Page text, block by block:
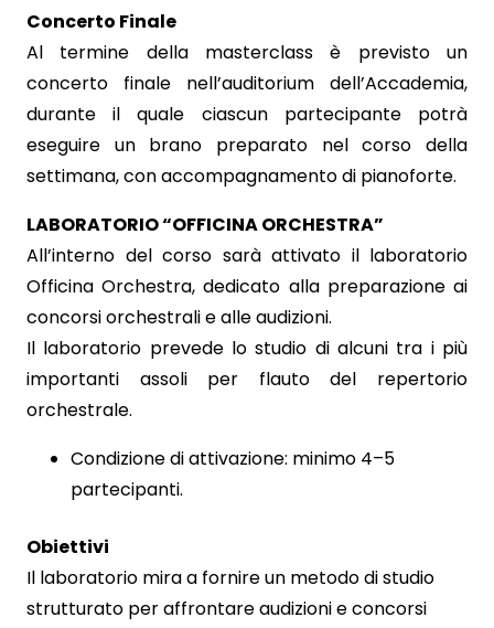
Concerto Finale
Al termine della masterclass è previsto un
concerto finale nell’auditorium dell’Accademia,
durante il quale ciascun partecipante potrà
eseguire un brano preparato nel corso della
settimana, con accompagnamento di pianoforte.
LABORATORIO “OFFICINA ORCHESTRA”
All’interno del corso sarà attivato il laboratorio
Officina Orchestra, dedicato alla preparazione ai
concorsi orchestrali e alle audizioni.
Il laboratorio prevede lo studio di alcuni tra i più
importanti assoli per flauto del repertorio
orchestrale.
Condizione di attivazione: minimo 4–5
partecipanti.
Obiettivi
Il laboratorio mira a fornire un metodo di studio
strutturato per affrontare audizioni e concorsi